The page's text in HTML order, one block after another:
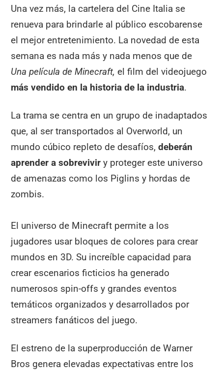
Una vez más, la cartelera del Cine Italia se
renueva para brindarle al público escobarense
el mejor entretenimiento. La novedad de esta
semana es nada más y nada menos que de
Una película de Minecraft, el film del videojuego
más vendido en la historia de la industria.
La trama se centra en un grupo de inadaptados
que, al ser transportados al Overworld, un
mundo cúbico repleto de desafíos,deberán
aprender a sobrevivir y proteger este universo
de amenazas como los Piglins y hordas de
zombis.
El universo de Minecraft permite a los
jugadores usar bloques de colores para crear
mundos en 3D. Su increíble capacidad para
crear escenarios ficticios ha generado
numerosos spin-offs y grandes eventos
temáticos organizados y desarrollados por
streamers fanáticos del juego.
El estreno de la superproducción de Warner
Bros genera elevadas expectativas entre los